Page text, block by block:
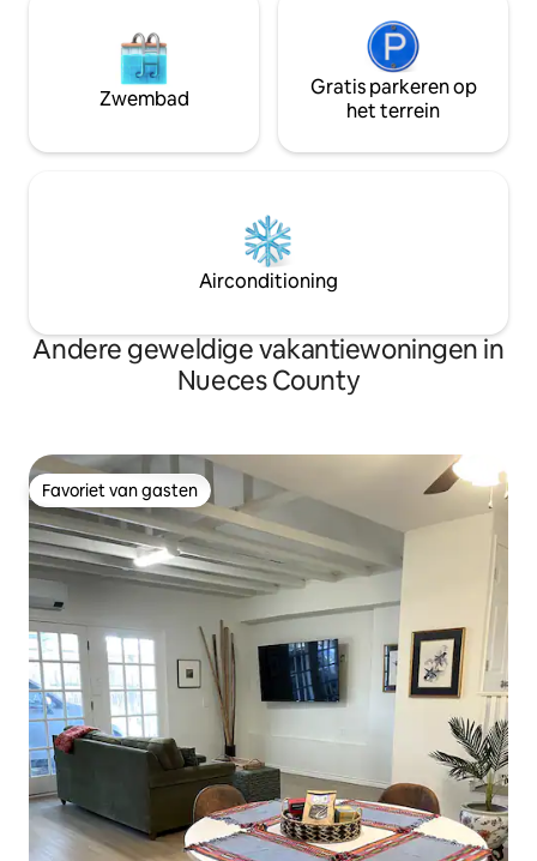
Zwembad
Gratis parkeren op
het terrein
Airconditioning
Andere geweldige vakantiewoningen in
Nueces County
Favoriet van gasten
Favoriet van gasten